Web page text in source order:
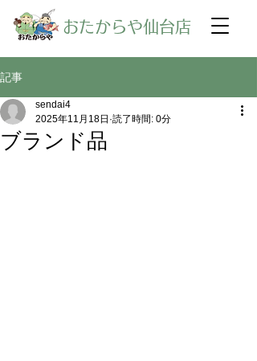
​おたからや仙台店
記事
ブランド品
sendai4
2025年11月18日 読了時間: 0分